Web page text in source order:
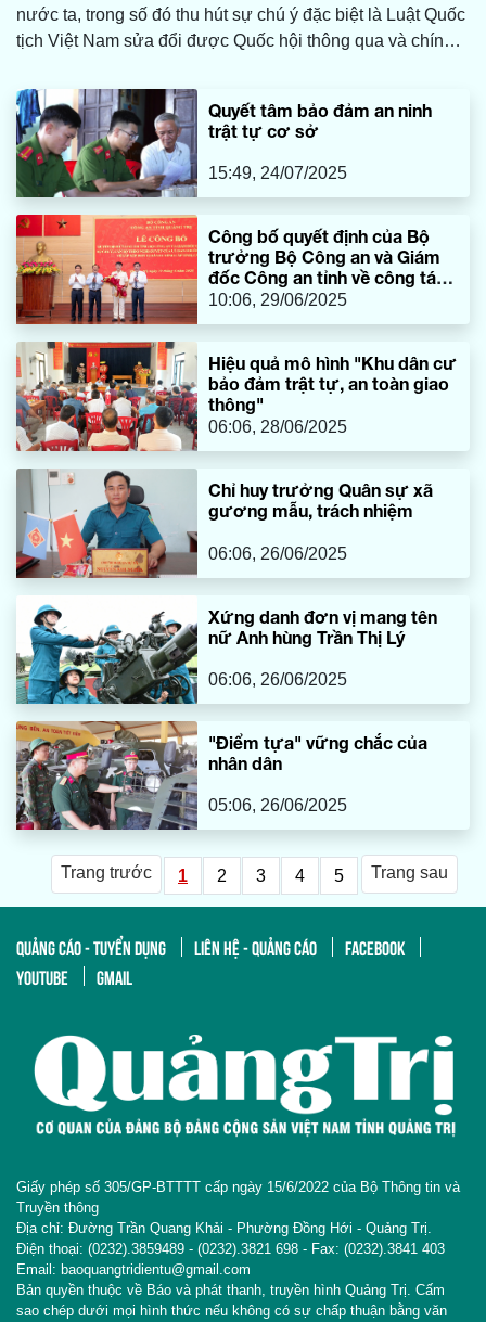
nước ta, trong số đó thu hút sự chú ý đặc biệt là Luật Quốc
tịch Việt Nam sửa đổi được Quốc hội thông qua và chính
Quyết tâm bảo đảm an ninh
trật tự cơ sở
15:49, 24/07/2025
Công bố quyết định của Bộ
trưởng Bộ Công an và Giám
đốc Công an tỉnh về công tác
cán bộ
10:06, 29/06/2025
Hiệu quả mô hình "Khu dân cư
bảo đảm trật tự, an toàn giao
thông"
06:06, 28/06/2025
Chỉ huy trưởng Quân sự xã
gương mẫu, trách nhiệm
06:06, 26/06/2025
Xứng danh đơn vị mang tên
nữ Anh hùng Trần Thị Lý
06:06, 26/06/2025
"Điểm tựa" vững chắc của
nhân dân
05:06, 26/06/2025
Trang trước 1 2 3 4 5 Trang sau
QUẢNG CÁO - TUYỂN DỤNG LIÊN HỆ - QUẢNG CÁO
FACEBOOK
YOUTUBE
GMAIL
Giấy phép số 305/GP-BTTTT cấp ngày 15/6/2022 của Bộ Thông tin và
Truyền thông
Địa chỉ: Đường Trần Quang Khải - Phường Đồng Hới - Quảng Trị.
Điện thoại: (0232).3859489 - (0232).3821 698 - Fax: (0232).3841 403
Email: baoquangtridientu@gmail.com
Bản quyền thuộc về Báo và phát thanh, truyền hình Quảng Trị. Cấm
sao chép dưới mọi hình thức nếu không có sự chấp thuận bằng văn